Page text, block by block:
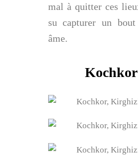
mal à quitter ces
su capturer un
âme.
Kochkor